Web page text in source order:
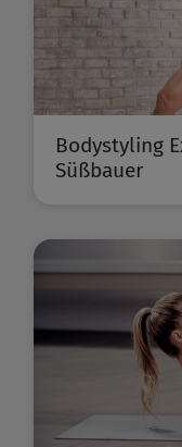
Bodystyling
Süßbauer